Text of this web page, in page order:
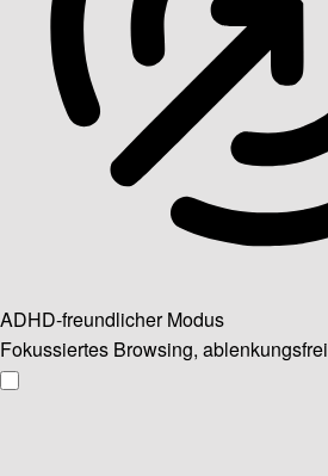
ADHD-freundlicher Modus
Fokussiertes Browsing, ablenkungsfrei